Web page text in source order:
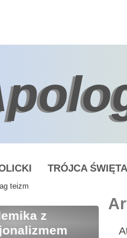
TRÓJCA ŚWIĘTA
teizm
z